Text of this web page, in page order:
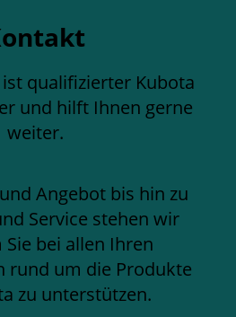
qualifizierter Kubota
und hilft Ihnen gerne
weiter.
Angebot bis hin zu
Service stehen wir
bei allen Ihren
rund um die Produkte
zu unterstützen.